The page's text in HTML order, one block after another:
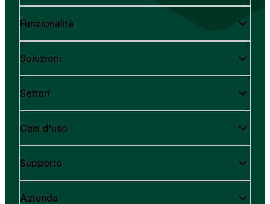
Funzionalità
Soluzioni
Settori
Casi d'uso
Supporto
Azienda